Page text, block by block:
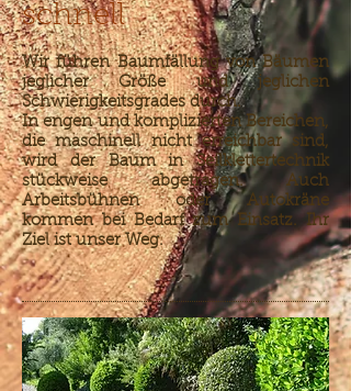
schnell
Wir führen Baumfällung von Bäumen
jeglicher Größe und jeglichen
Schwierigkeitsgrades durch.
In engen und komplizierten Bereichen,
die maschinell nicht erreichbar sind,
wird der Baum in Seilklettertechnik
stückweise abgetragen. Auch
Arbeitsbühnen oder Autokräne
kommen bei Bedarf zum Einsatz. Ihr
Ziel ist unser Weg.